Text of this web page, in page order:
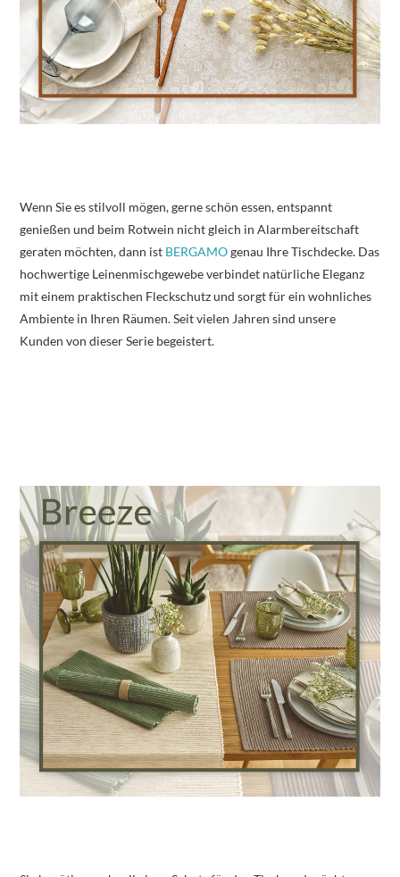
Wenn Sie es stilvoll mögen, gerne schön essen, entspannt
genießen und beim Rotwein nicht gleich in Alarmbereitschaft
geraten möchten, dann ist BERGAMOgenau Ihre Tischdecke. Das
hochwertige Leinenmischgewebe verbindet natürliche Eleganz
mit einem praktischen Fleckschutz und sorgt für ein wohnliches
Ambiente in Ihren Räumen. Seit vielen Jahren sind unsere
Kunden von dieser Serie begeistert.